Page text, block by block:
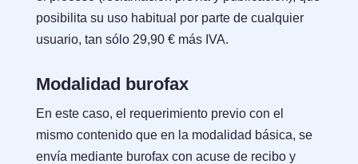
posibilita su uso habitual por parte de cualquier
usuario, tan sólo 29,90 € más IVA.
Modalidad burofax
En este caso, el requerimiento previo con el
mismo contenido que en la modalidad básica, se
envía mediante burofax con acuse de recibo y